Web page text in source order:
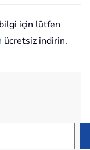
bilgi için lütfen
ücretsiz indirin.